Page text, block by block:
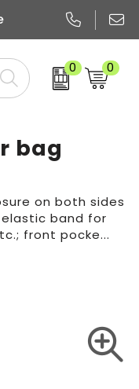
0 0
bag
on both sides
band for
front pocke...